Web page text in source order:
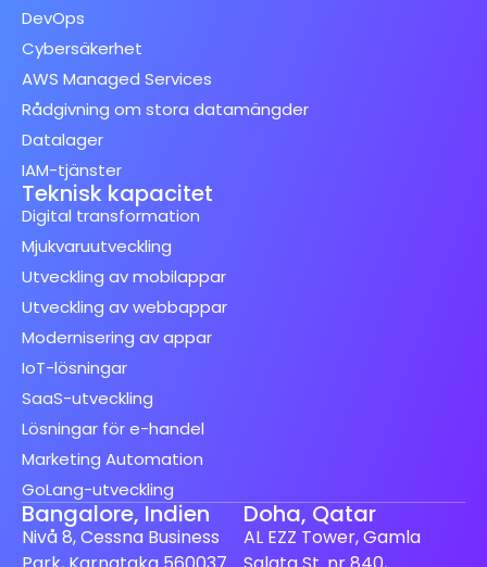
DevOps
Cybersäkerhet
AWS Managed Services
Rådgivning om stora datamängder
Datalager
IAM-tjänster
Teknisk kapacitet
Digital transformation
Mjukvaruutveckling
Utveckling av mobilappar
Utveckling av webbappar
Modernisering av appar
IoT-lösningar
SaaS-utveckling
Lösningar för e-handel
Marketing Automation
GoLang-utveckling
Bangalore, Indien
Nivå 8, Cessna Business
Doha, Qatar
AL EZZ Tower, Gamla